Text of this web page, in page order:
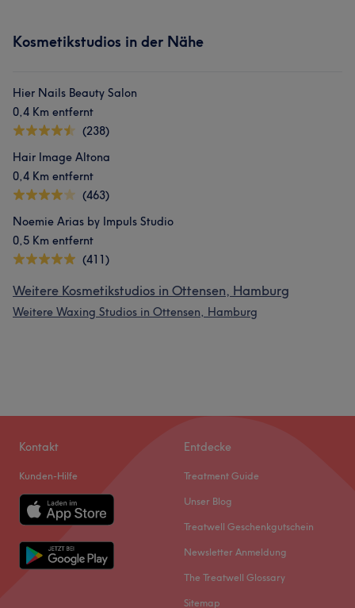
Was unsere Kunden über Emine sagen
Professionell 11
Erfahren 8
Kosmetikstudios in der Nähe
Hier Nails Beauty Salon
0,4 Km entfernt
(238)
Hair Image Altona
0,4 Km entfernt
(463)
Noemie Arias by Impuls Studio
0,5 Km entfernt
(411)
Weitere Kosmetikstudios in Ottensen, Hamburg
Weitere Waxing Studios in Ottensen, Hamburg
Kontakt
Kunden-Hilfe
Entdecke
Treatment Guide
Unser Blog
Treatwell Geschenkgutschein
Newsletter Anmeldung
The Treatwell Glossary
Sitemap